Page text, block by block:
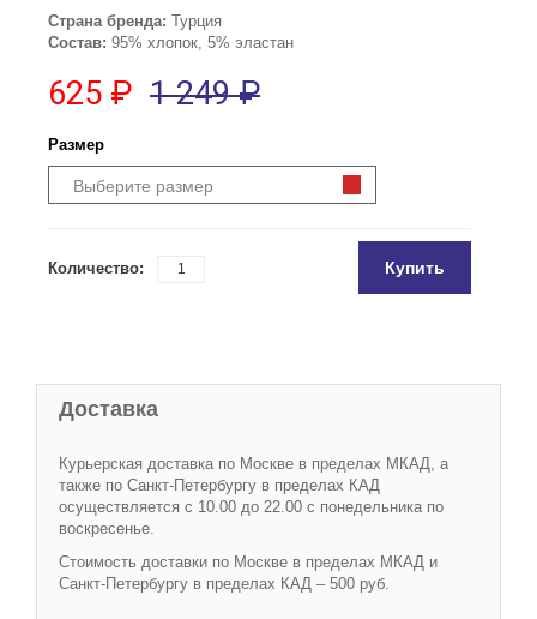
Доставка
Курьерская доставка по Москве в пределах МКАД, а
также по Санкт-Петербургу в пределах КАД
осуществляется с 10.00 до 22.00 с понедельника по
воскресенье.
Стоимость доставки по Москве в пределах МКАД и
Санкт-Петербургу в пределах КАД – 500 руб.
Страна бренда: Турция
Состав: 95% хлопок, 5% эластан
625 ₽ 1 249 ₽
Размер
Выберите размер
Количество: Купить